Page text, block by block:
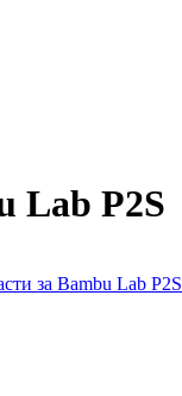
Lab P2S
за Bambu Lab P2S